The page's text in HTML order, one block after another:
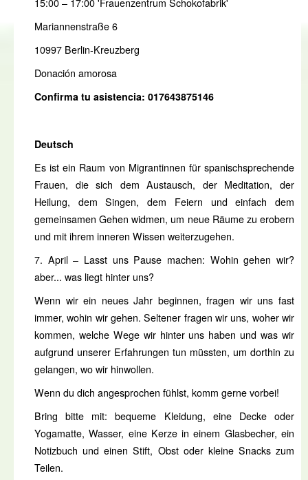
15:00 – 17:00 'Frauenzentrum Schokofabrik'
Mariannenstraße 6
10997 Berlin-Kreuzberg
Donación amorosa
Confirma tu asistencia: 017643875146
Deutsch
Es ist ein Raum von Migrantinnen für spanischsprechende
Frauen, die sich dem Austausch, der Meditation, der
Heilung, dem Singen, dem Feiern und einfach dem
gemeinsamen Gehen widmen, um neue Räume zu erobern
und mit ihrem inneren Wissen weiterzugehen.
7. April – Lasst uns Pause machen: Wohin gehen wir?
aber... was liegt hinter uns?
Wenn wir ein neues Jahr beginnen, fragen wir uns fast
immer, wohin wir gehen. Seltener fragen wir uns, woher wir
kommen, welche Wege wir hinter uns haben und was wir
aufgrund unserer Erfahrungen tun müssten, um dorthin zu
gelangen, wo wir hinwollen.
Wenn du dich angesprochen fühlst, komm gerne vorbei!
Bring bitte mit: bequeme Kleidung, eine Decke oder
Yogamatte, Wasser, eine Kerze in einem Glasbecher, ein
Notizbuch und einen Stift, Obst oder kleine Snacks zum
Teilen.